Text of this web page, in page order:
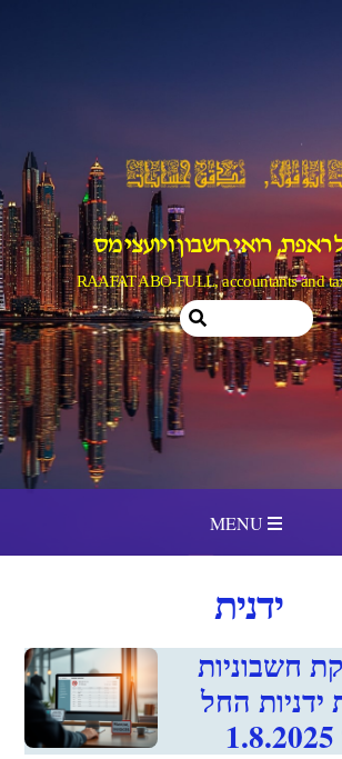
MENU
ראפת, רואי חשבון ויועצי מס
RAAFAT ABO-FULL, accountants and
ידנית
חשבוניות
החל